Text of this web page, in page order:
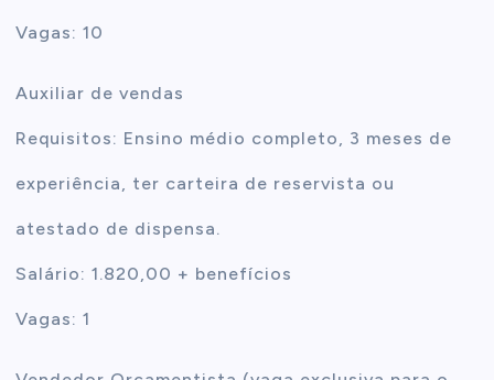
Vagas: 10
Auxiliar de vendas
Requisitos: Ensino médio completo, 3 meses de
experiência, ter carteira de reservista ou
atestado de dispensa.
Salário: 1.820,00 + benefícios
Vagas: 1